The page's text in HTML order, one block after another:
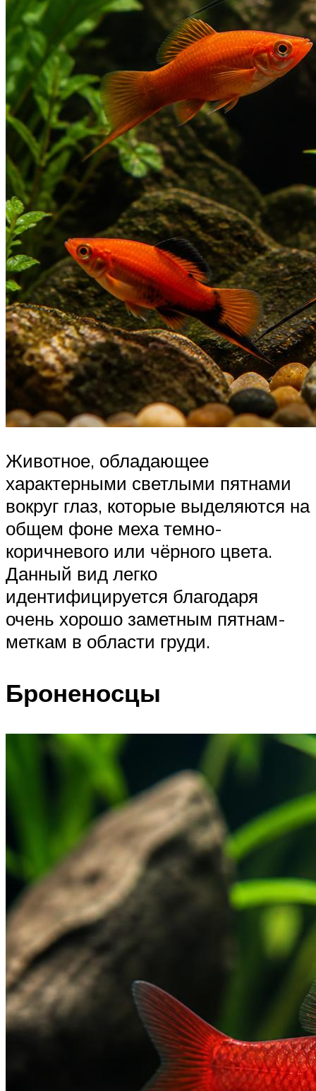
Животное, обладающее
характерными светлыми пятнами
вокруг глаз, которые выделяются на
общем фоне меха темно-
коричневого или чёрного цвета.
Данный вид легко
идентифицируется благодаря
очень хорошо заметным пятнам-
меткам в области груди.
Броненосцы